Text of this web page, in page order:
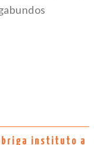
instituto a